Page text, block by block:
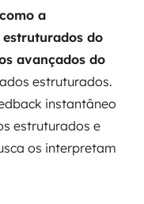
a
estruturados do
avançados do
estruturados.
instantâneo
estruturados e
os interpretam